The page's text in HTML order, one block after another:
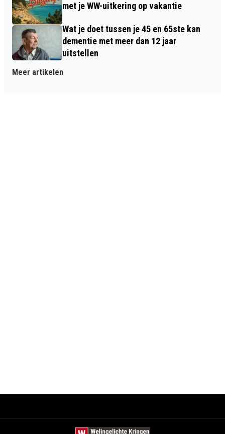
met je WW-uitkering op vakantie
Wat je doet tussen je 45 en 65ste kan
dementie met meer dan 12 jaar
uitstellen
Meer artikelen